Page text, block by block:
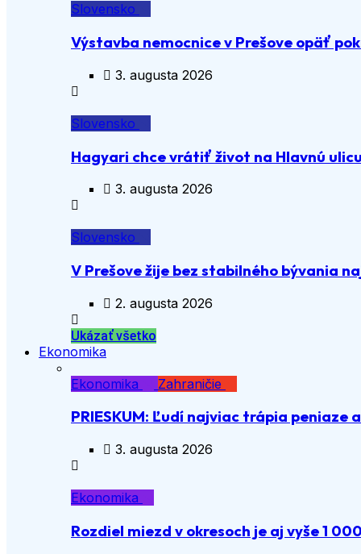
Slovensko
Výstavba nemocnice v Prešove opäť
3. augusta 2026
Slovensko
Hagyari chce vrátiť život na Hlavnú ulicu
3. augusta 2026
Slovensko
V Prešove žije bez stabilného bývania
2. augusta 2026
Ukázať všetko
Ekonomika
Ekonomika
Zahraničie
PRIESKUM: Ľudí najviac trápia
3. augusta 2026
Ekonomika
Rozdiel miezd v okresoch je aj vyše 1